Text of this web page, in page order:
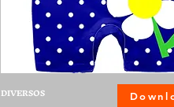
DIVERSOS